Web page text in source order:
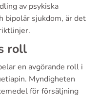
av psykiska
bipolär sjukdom, är det
roll
en avgörande roll i
Myndigheten
för försäljning